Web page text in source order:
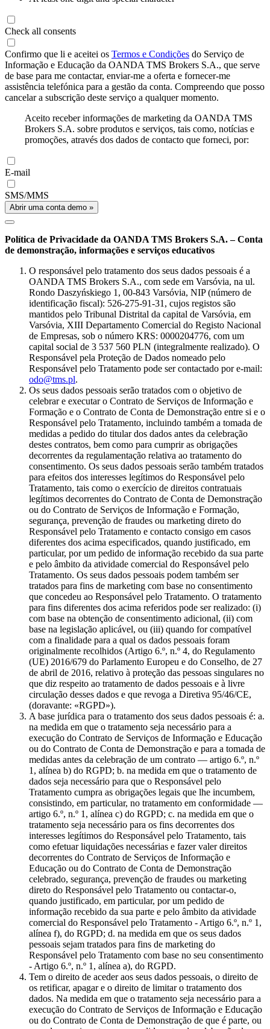
Check all consents
Confirmo que li e aceitei os Termos e Condições do Serviço de
Informação e Educação da OANDA TMS Brokers S.A., que serve
de base para me contactar, enviar-me a oferta e fornecer-me
assistência telefónica para a gestão da conta. Compreendo que posso
cancelar a subscrição deste serviço a qualquer momento.
Aceito receber informações de marketing da OANDA TMS
Brokers S.A. sobre produtos e serviços, tais como, notícias e
promoções, através dos dados de contacto que forneci, por:
E-mail
SMS/MMS
Abrir uma conta demo »
Política de Privacidade da OANDA TMS Brokers S.A. – Conta
de demonstração, informações e serviços educativos
O responsável pelo tratamento dos seus dados pessoais é a
OANDA TMS Brokers S.A., com sede em Varsóvia, na ul.
Rondo Daszyńskiego 1, 00-843 Varsóvia, NIP (número de
identificação fiscal): 526-275-91-31, cujos registos são
mantidos pelo Tribunal Distrital da capital de Varsóvia, em
Varsóvia, XIII Departamento Comercial do Registo Nacional
de Empresas, sob o número KRS: 0000204776, com um
capital social de 3 537 560 PLN (integralmente realizado). O
Responsável pela Proteção de Dados nomeado pelo
Responsável pelo Tratamento pode ser contactado por e-mail:
odo@tms.pl.
Os seus dados pessoais serão tratados com o objetivo de
celebrar e executar o Contrato de Serviços de Informação e
Formação e o Contrato de Conta de Demonstração entre si e o
Responsável pelo Tratamento, incluindo também a tomada de
medidas a pedido do titular dos dados antes da celebração
destes contratos, bem como para cumprir as obrigações
decorrentes da regulamentação relativa ao tratamento do
consentimento. Os seus dados pessoais serão também tratados
para efeitos dos interesses legítimos do Responsável pelo
Tratamento, tais como o exercício de direitos contratuais
legítimos decorrentes do Contrato de Conta de Demonstração
ou do Contrato de Serviços de Informação e Formação,
segurança, prevenção de fraudes ou marketing direto do
Responsável pelo Tratamento e contacto consigo em casos
diferentes dos acima especificados, quando justificado, em
particular, por um pedido de informação recebido da sua parte
e pelo âmbito da atividade comercial do Responsável pelo
Tratamento. Os seus dados pessoais podem também ser
tratados para fins de marketing com base no consentimento
que concedeu ao Responsável pelo Tratamento. O tratamento
para fins diferentes dos acima referidos pode ser realizado: (i)
com base na obtenção de consentimento adicional, (ii) com
base na legislação aplicável, ou (iii) quando for compatível
com a finalidade para a qual os dados pessoais foram
originalmente recolhidos (Artigo 6.º, n.º 4, do Regulamento
(UE) 2016/679 do Parlamento Europeu e do Conselho, de 27
de abril de 2016, relativo à proteção das pessoas singulares no
que diz respeito ao tratamento de dados pessoais e à livre
circulação desses dados e que revoga a Diretiva 95/46/CE,
(doravante: «RGPD»).
A base jurídica para o tratamento dos seus dados pessoais é: a.
na medida em que o tratamento seja necessário para a
execução do Contrato de Serviços de Informação e Educação
ou do Contrato de Conta de Demonstração e para a tomada de
medidas antes da celebração de um contrato — artigo 6.º, n.º
1, alínea b) do RGPD; b. na medida em que o tratamento de
dados seja necessário para que o Responsável pelo
Tratamento cumpra as obrigações legais que lhe incumbem,
consistindo, em particular, no tratamento em conformidade —
artigo 6.º, n.º 1, alínea c) do RGPD; c. na medida em que o
tratamento seja necessário para os fins decorrentes dos
interesses legítimos do Responsável pelo Tratamento, tais
como efetuar liquidações necessárias e fazer valer direitos
decorrentes do Contrato de Serviços de Informação e
Educação ou do Contrato de Conta de Demonstração
celebrado, segurança, prevenção de fraudes ou marketing
direto do Responsável pelo Tratamento ou contactar-o,
quando justificado, em particular, por um pedido de
informação recebido da sua parte e pelo âmbito da atividade
comercial do Responsável pelo Tratamento - Artigo 6.º, n.º 1,
alínea f), do RGPD; d. na medida em que os seus dados
pessoais sejam tratados para fins de marketing do
Responsável pelo Tratamento com base no seu consentimento
- Artigo 6.º, n.º 1, alínea a), do RGPD.
Tem o direito de aceder aos seus dados pessoais, o direito de
os retificar, apagar e o direito de limitar o tratamento dos
dados. Na medida em que o tratamento seja necessário para a
execução do Contrato de Serviços de Informação e Educação
ou do Contrato de Conta de Demonstração de que é parte, ou